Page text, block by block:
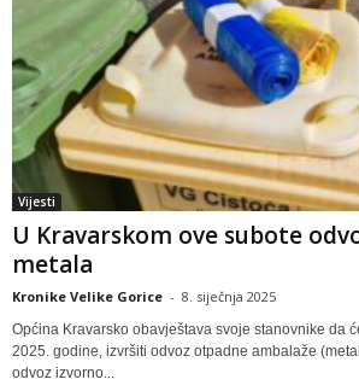
Vijesti
U Kravarskom ove subote
metala
Kronike Velike Gorice - 8. siječnja 2025
Općina Kravarsko obavještava svoje stanovnike da
2025. godine, izvršiti odvoz otpadne ambalaže
odvoz izvorno...